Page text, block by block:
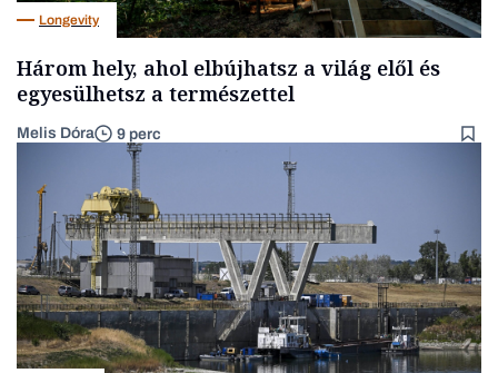
Longevity
Három hely, ahol elbújhatsz a világ elől és
egyesülhetsz a természettel
Melis Dóra 9 perc